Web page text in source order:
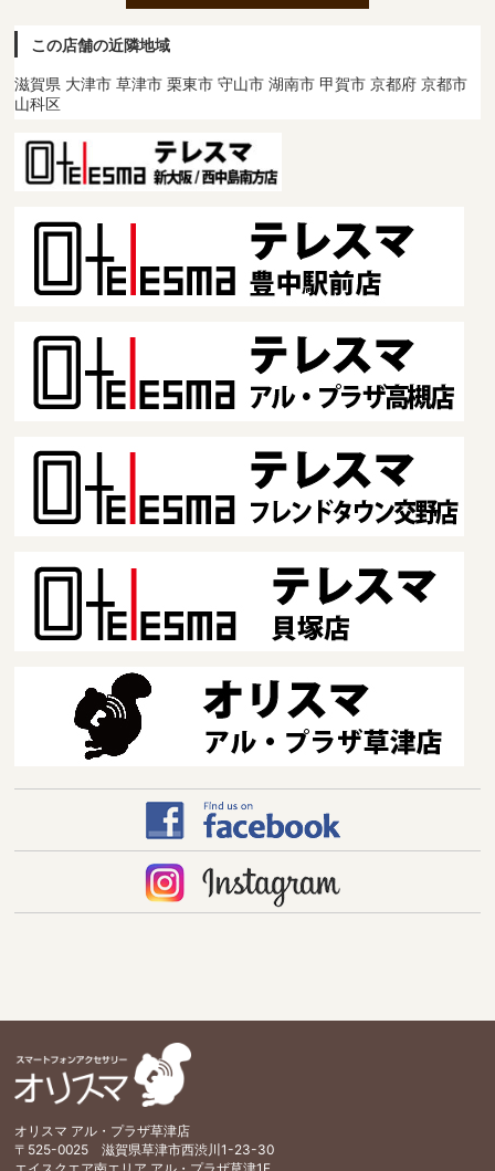
この店舗の近隣地域
滋賀県 大津市 草津市 栗東市 守山市 湖南市 甲賀市 京都府 京都市
山科区
オリスマ アル・プラザ草津店
〒525-0025 滋賀県草津市西渋川1-23-30